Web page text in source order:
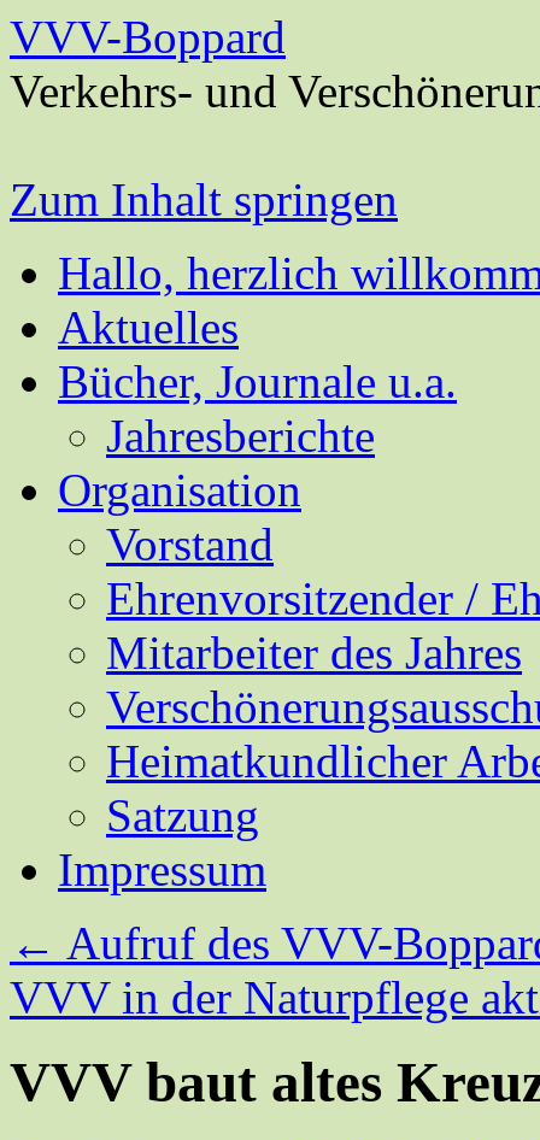
VVV-Boppard
Verkehrs- und
Zum Inhalt springen
Hallo, herzlich
Aktuelles
Bücher, Journale u.a.
Jahresberichte
Organisation
Vorstand
Ehrenvorsitzender /
Mitarbeiter des Jahres
Heimatkundlicher
Satzung
Impressum
← Aufruf des VVV-
VVV in der Naturpflege
VVV baut altes